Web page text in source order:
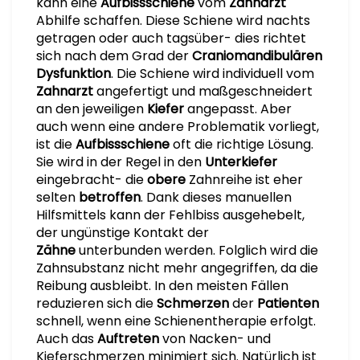
Abhilfe schaffen. Diese Schiene wird nachts
getragen oder auch tagsüber- dies richtet
sich nach dem Grad derCraniomandibulären
Dysfunktion. Die Schiene wird individuell vom
Zahnarztangefertigt und maßgeschneidert
an den jeweiligen Kieferangepasst. Aber
auch wenn eine andere Problematik vorliegt,
ist dieAufbissschieneoft die richtige Lösung.
Sie wird in der Regel in den Unterkiefer
eingebracht- dieobere Zahnreihe ist eher
selten betroffen. Dank dieses manuellen
Hilfsmittels kann der Fehlbiss ausgehebelt,
der ungünstige Kontakt der
Zähneunterbunden werden. Folglich wird die
Zahnsubstanz nicht mehr angegriffen, da die
Reibung ausbleibt. In den meisten Fällen
reduzieren sich dieSchmerzender Patienten
schnell, wenn eine Schienentherapie erfolgt.
Auch dasAuftretenvon Nacken- und